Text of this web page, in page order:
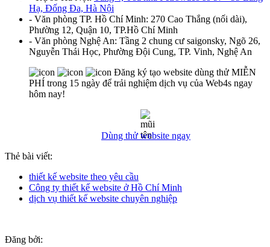
Hạ, Đống Đa, Hà Nội
- Văn phòng TP. Hồ Chí Minh: 270 Cao Thắng (nối dài),
Phường 12, Quận 10, TP.Hồ Chí Minh
- Văn phòng Nghệ An: Tầng 2 chung cư saigonsky, Ngõ 26,
Nguyễn Thái Học, Phường Đội Cung, TP. Vinh, Nghệ An
Đăng ký tạo website dùng thử MIỄN
PHÍ trong 15 ngày để trải nghiệm dịch vụ của Web4s ngay
hôm nay!
Dùng thử website ngay
Thẻ bài viết:
thiết kế website theo yêu cầu
Công ty thiết kế website ở Hồ Chí Minh
dịch vụ thiết kế website chuyên nghiệp
Đăng bởi: